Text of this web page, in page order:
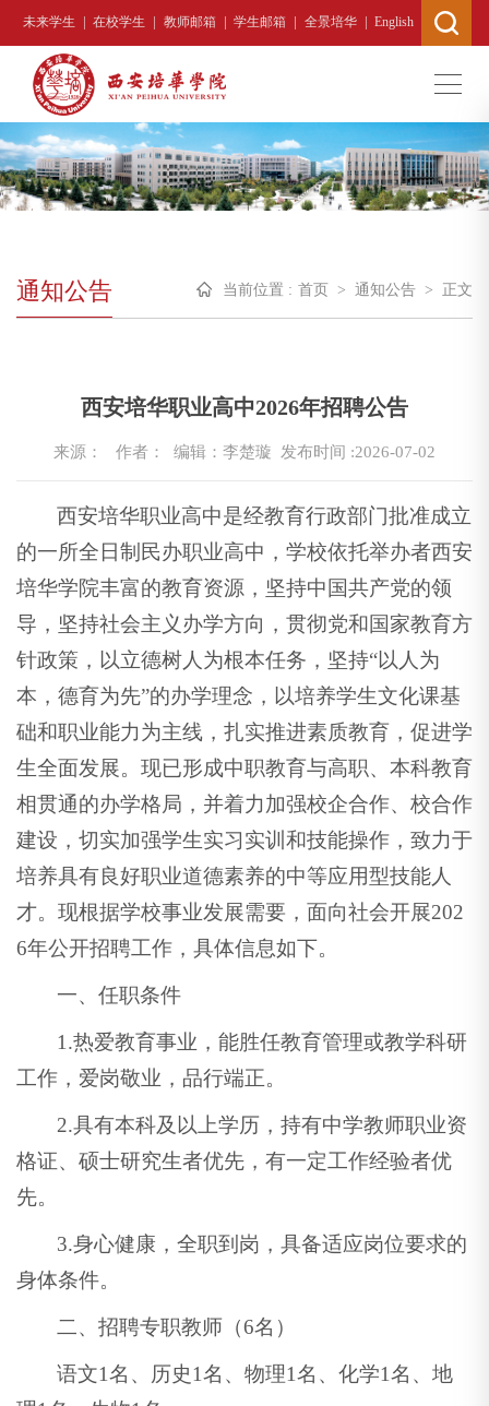
未来学生 | 在校学生 | 教师邮箱 | 学生邮箱 | 全景培华 | English
通知公告 当前位置 : 首页 > 通知公告 > 正文
西安培华职业高中2026年招聘公告
来源： 作者： 编辑：李楚璇 发布时间 :2026-07-02
西安培华职业高中是经教育行政部门批准成立
的一所全日制民办职业高中，学校依托举办者西安
培华学院丰富的教育资源，坚持中国共产党的领
导，坚持社会主义办学方向，贯彻党和国家教育方
针政策，以立德树人为根本任务，坚持“以人为
本，德育为先”的办学理念，以培养学生文化课基
础和职业能力为主线，扎实推进素质教育，促进学
生全面发展。现已形成中职教育与高职、本科教育
相贯通的办学格局，并着力加强校企合作、校合作
建设，切实加强学生实习实训和技能操作，致力于
培养具有良好职业道德素养的中等应用型技能人
才。现根据学校事业发展需要，面向社会开展202
6年公开招聘工作，具体信息如下。
一、任职条件
1.热爱教育事业，能胜任教育管理或教学科研
工作，爱岗敬业，品行端正。
2.具有本科及以上学历，持有中学教师职业资
格证、硕士研究生者优先，有一定工作经验者优
先。
3.身心健康，全职到岗，具备适应岗位要求的
身体条件。
二、招聘专职教师（6名）
语文1名、历史1名、物理1名、化学1名、地